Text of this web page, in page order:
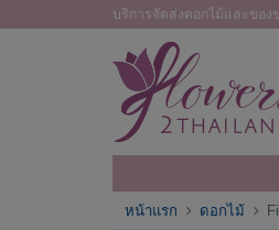
บริการจัดส่งดอกไม้และขอ
หน้าแรก ดอกไม้